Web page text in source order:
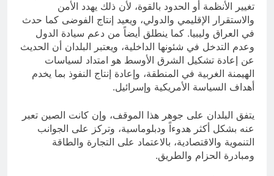
تغيير الأنظمة أو الحدود بالقوة، لأن ذلك يهدد الأمن
والاستقرار الإقليمي والدولي، ويعيد إنتاج الفوضى كما حدث
في العراق وليبيا. كما ينطلق أيضاً من دعم سيادة الدول
وعدم التدخل في شئونها الداخلية، ويعتبر البلدان أن الحديث
عن إعادة تشكيل الشرق الأوسط هو امتداد لسياسات
الهيمنة الغربية في المنطقة، وإعادة إنتاج النفوذ بما يخدم
أهداف السياسة الأمريكية وإسرائيل.
يتفق البلدان على جوهر هذا الموقف، وإن كانت الصين تعبر
عنه بشكل أكثر هدوءاً ودبلوماسية، وتركز على الجوانب
التنموية والاقتصادية، بالاعتماد على التجارة والطاقة
ومبادرة الحزام والطريق.